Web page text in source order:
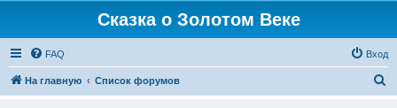
Сказка о Золотом Веке
FAQ Вход
На главную Список форумов